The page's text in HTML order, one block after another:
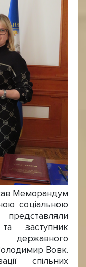
Меморандум
соціальною
заступник
державного
Вовк.
спільних